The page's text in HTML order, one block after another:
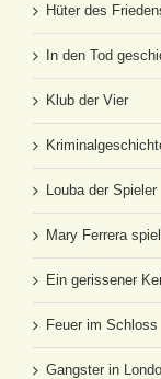
Hüter des
In den Tod
Klub der Vier
Louba der Spieler
Mary Ferrera
Ein gerissener
Feuer im Schloss
Gangster in